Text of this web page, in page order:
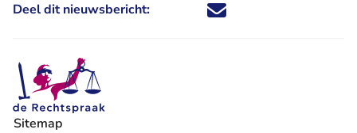
Deel dit nieuwsbericht: Deel dit nieuwsbericht via X -
Deel dit nieuwsbericht via
Deel dit nieuwsbericht
Deel dit
Sitemap